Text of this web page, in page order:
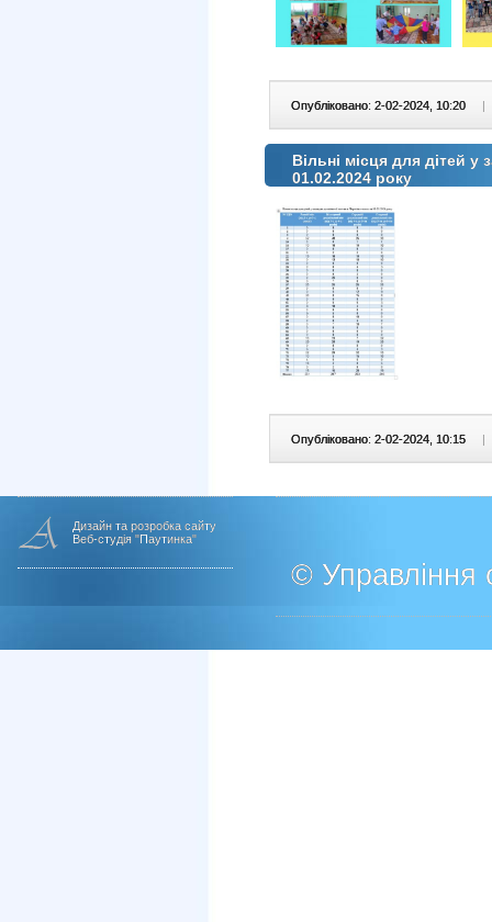
Опубліковано: 2-02-2024, 10:20 |
Вільні місця для дітей у
01.02.2024 року
Опубліковано: 2-02-2024, 10:15 |
Дизайн та розробка сайту
Веб-студія "Паутинка"
© Управління